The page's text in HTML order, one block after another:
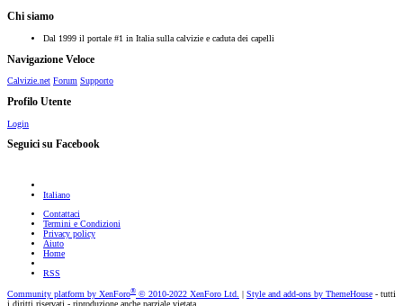
Chi siamo
Dal 1999 il portale #1 in Italia sulla calvizie e caduta dei capelli
Navigazione Veloce
Calvizie.net Forum Supporto
Profilo Utente
Login
Seguici su Facebook
Italiano
Contattaci
Termini e Condizioni
Privacy policy
Aiuto
Home
RSS
Community platform by XenForo® © 2010-2022 XenForo Ltd. Style and add-ons by ThemeHouse - tutti